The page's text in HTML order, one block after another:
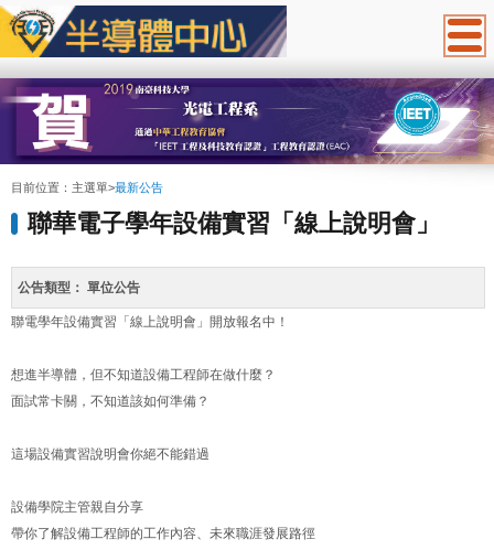
:::
目前位置： 主選單>最新公告
聯華電子學年設備實習「線上說明會」
公告類型： 單位公告
聯電學年設備實習「線上說明會」開放報名中！
想進半導體，但不知道設備工程師在做什麼？
面試常卡關，不知道該如何準備？
這場設備實習說明會你絕不能錯過
設備學院主管親自分享
帶你了解設備工程師的工作內容、未來職涯發展路徑